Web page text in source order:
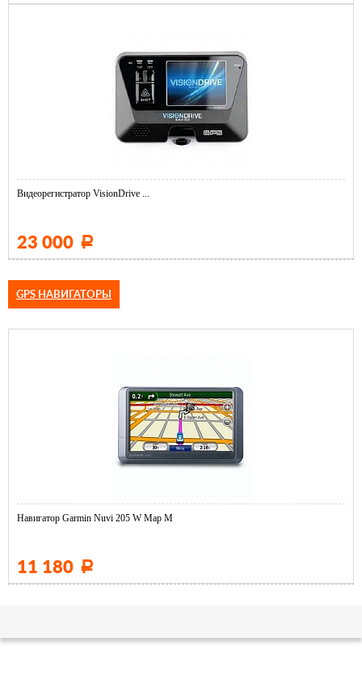
Видеорегистратор VisionDrive ...
23 000 Р
GPS НАВИГАТОРЫ
Навигатор Garmin Nuvi 205 W Map M
11 180 Р